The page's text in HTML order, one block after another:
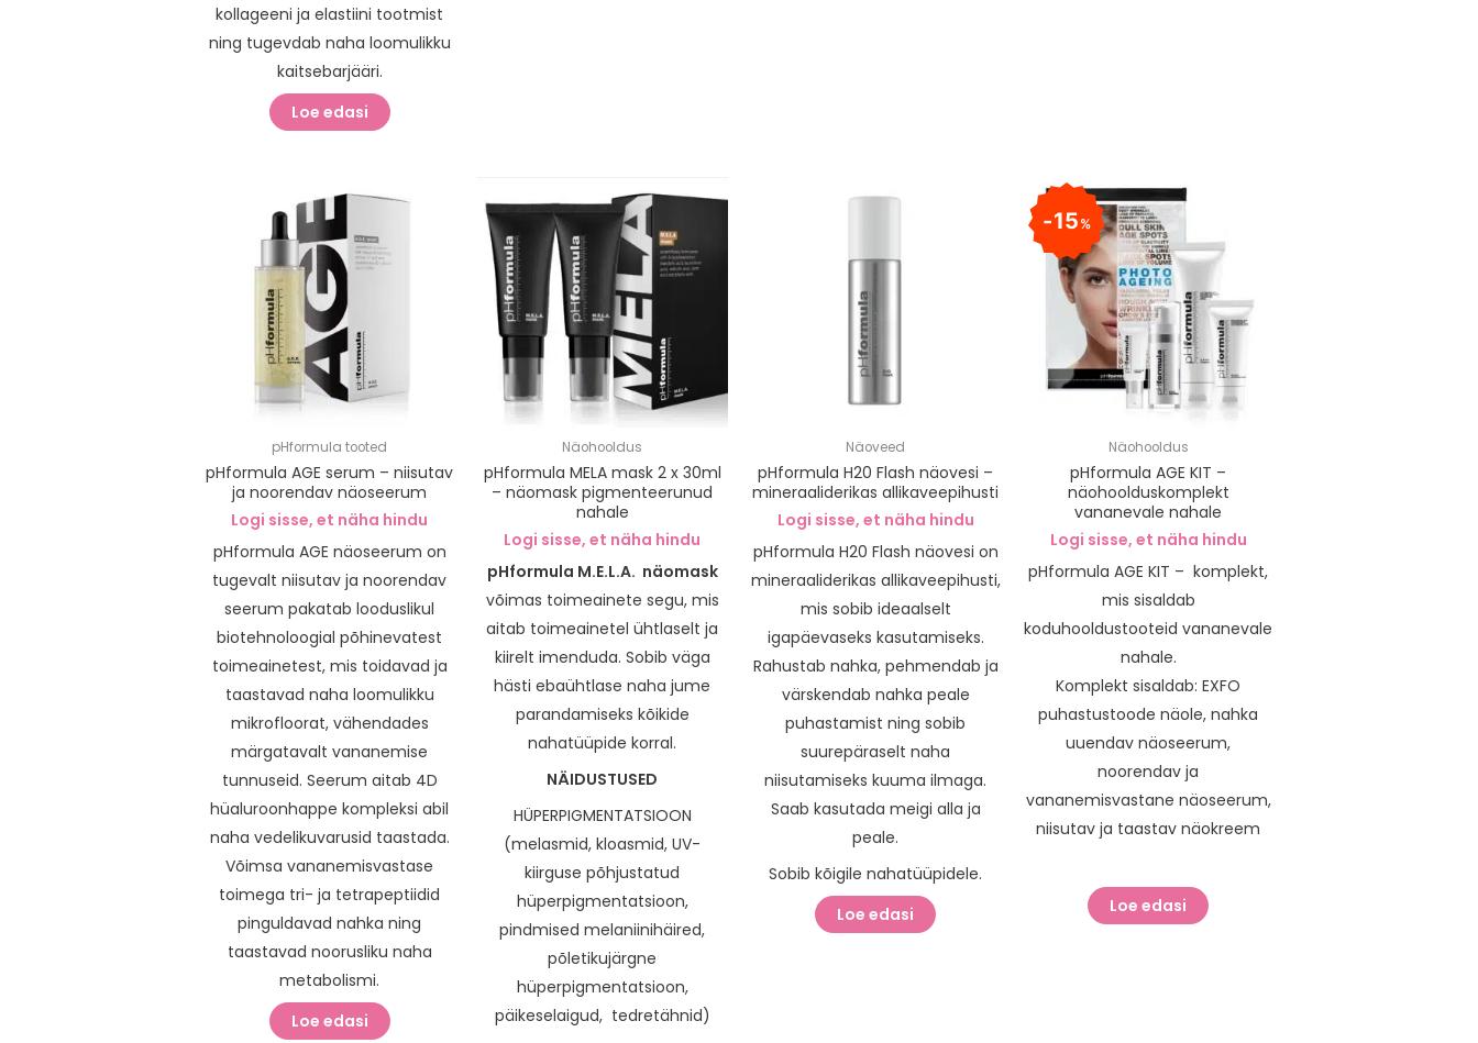
kollageeni ja elastiini tootmist
ning tugevdab naha loomulikku
kaitsebarjääri.
Loe edasi
pHformula tooted
pHformula AGE serum – niisutav
ja noorendav näoseerum
Logi sisse, et näha hindu
pHformula AGE näoseerum on
tugevalt niisutav ja noorendav
seerum pakatab looduslikul
biotehnoloogial põhinevatest
toimeainetest, mis toidavad ja
taastavad naha loomulikku
mikrofloorat, vähendades
märgatavalt vananemise
tunnuseid. Seerum aitab 4D
hüaluroonhappe kompleksi abil
naha vedelikuvarusid taastada.
Võimsa vananemisvastase
toimega tri- ja tetrapeptiidid
pinguldavad nahka ning
taastavad noorusliku naha
metabolismi.
Loe edasi
Näohooldus
pHformula MELA mask 2 x 30ml
– näomask pigmenteerunud
nahale
Logi sisse, et näha hindu
pHformula M.E.L.A. näomask
võimas toimeainete segu, mis
aitab toimeainetel ühtlaselt ja
kiirelt imenduda. Sobib väga
hästi ebaühtlase naha jume
parandamiseks kõikide
nahatüüpide korral.
NÄIDUSTUSED
HÜPERPIGMENTATSIOON
(melasmid, kloasmid, UV-
kiirguse põhjustatud
hüperpigmentatsioon,
pindmised melaniinihäired,
põletikujärgne
hüperpigmentatsioon,
päikeselaigud, tedretähnid)
Näoveed
pHformula H20 Flash näovesi –
mineraaliderikas allikaveepihusti
Logi sisse, et näha hindu
pHformula H20 Flash näovesi on
mineraaliderikas allikaveepihusti,
mis sobib ideaalselt
igapäevaseks kasutamiseks.
Rahustab nahka, pehmendab ja
värskendab nahka peale
puhastamist ning sobib
suurepäraselt naha
niisutamiseks kuuma ilmaga.
Saab kasutada meigi alla ja
peale.
Sobib kõigile nahatüüpidele.
Loe edasi
15%
Näohooldus
pHformula AGE KIT –
näohoolduskomplekt
vananevale nahale
Logi sisse, et näha hindu
pHformula AGE KIT – komplekt,
mis sisaldab
koduhooldustooteid vananevale
nahale.
Komplekt sisaldab: EXFO
puhastustoode näole, nahka
uuendav näoseerum,
noorendav ja
vananemisvastane näoseerum,
niisutav ja taastav näokreem
Loe edasi